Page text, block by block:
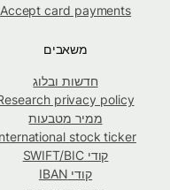
Accept card payments
משאבים
חדשות ובלוג
Research privacy policy
ממיר מטבעות
International stock ticker
קודי SWIFT/BIC
קודי IBAN